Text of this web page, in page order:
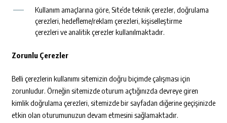
Kullanım amaçlarına göre, Site’de teknik çerezler, doğrulama
çerezleri, hedefleme/reklam çerezleri, kişiselleştirme
çerezleri ve analitik çerezler kullanılmaktadır.
Zorunlu Çerezler
Belli çerezlerin kullanımı sitemizin doğru biçimde çalışması için
zorunludur. Örneğin sitemizde oturum açtığınızda devreye giren
kimlik doğrulama çerezleri, sitemizde bir sayfadan diğerine geçişinizde
etkin olan oturumunuzun devam etmesini sağlamaktadır.